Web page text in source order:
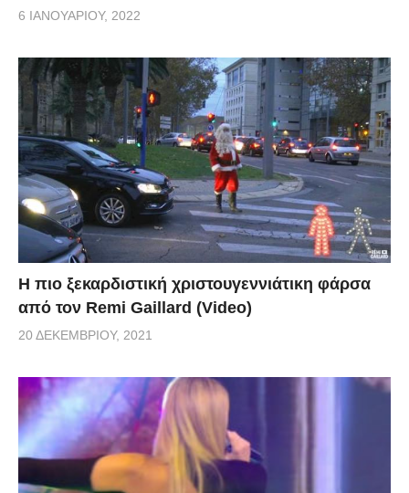
6 ΙΑΝΟΥΑΡΊΟΥ, 2022
Η πιο ξεκαρδιστική χριστουγεννιάτικη φάρσα
από τον Remi Gaillard (Video)
20 ΔΕΚΕΜΒΡΊΟΥ, 2021